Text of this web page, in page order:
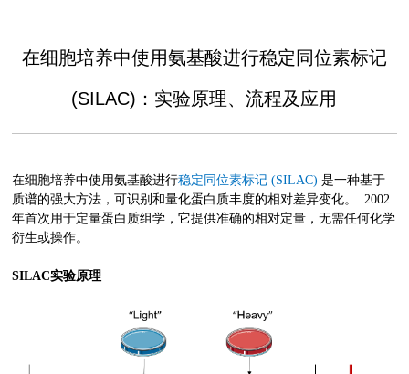
在细胞培养中使用氨基酸进行稳定同位素标记
(SILAC)：实验原理、流程及应用
在细胞培养中使用氨基酸进行稳定同位素标记 (SILAC)是一种基于
质谱的强大方法，可识别和量化蛋白质丰度的相对差异变化。 2002
年首次用于定量蛋白质组学，它提供准确的相对定量，无需任何化学
衍生或操作。
SILAC实验原理